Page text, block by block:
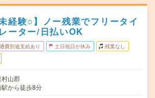
経験○】ノー残業でフリータイ
ーター/日払いOK
費別途支給あり 土日祝日が休み 残業なし
村山郡
から徒歩8分